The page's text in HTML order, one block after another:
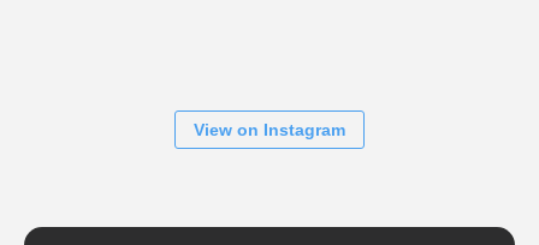
View on Instagram